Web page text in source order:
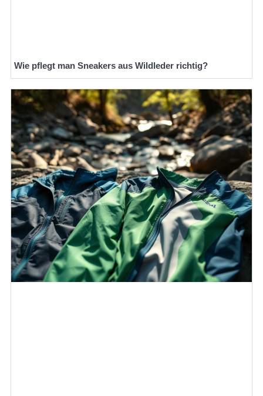
Wie pflegt man Sneakers aus Wildleder richtig?